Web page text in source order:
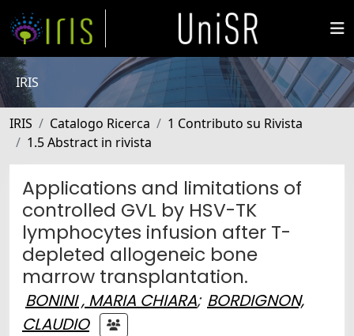
IRIS
IRIS Catalogo Ricerca
1 Contributo su Rivista
1.5 Abstract in rivista
Applications and limitations of
controlled GVL by HSV-TK
lymphocytes infusion after T-
depleted allogeneic bone
marrow transplantation.
BONINI , MARIA CHIARA; BORDIGNON,
CLAUDIO